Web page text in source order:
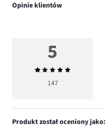
Opinie klientów
5
Średnia
ocena
147
Produkt został oceniony jako: